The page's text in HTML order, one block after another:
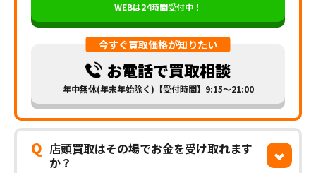
WEBは24時間受付中！
今すぐ買取価格が知りたい
お電話で買取相談
年中無休(年末年始除く)【受付時間】9:15～21:00
Q 店頭買取はその場でお金を受け取れます
か？